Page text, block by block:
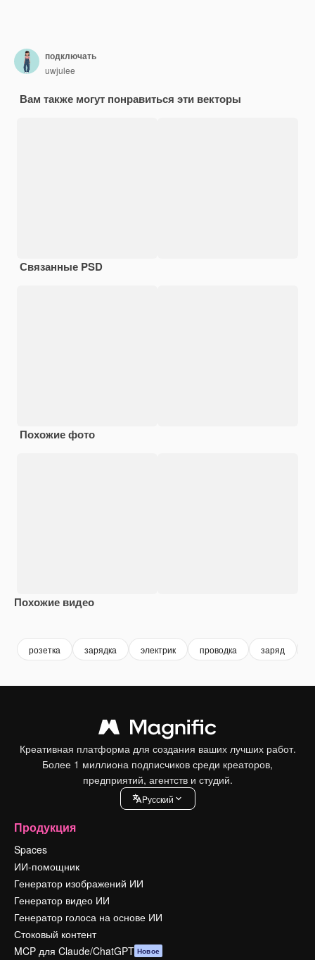
подключать
uwjulee
Вам также могут понравиться эти векторы
Связанные PSD
Похожие фото
Похожие видео
розетка зарядка электрик проводка заряд
Креативная платформа для создания ваших лучших работ.
Более 1 миллиона подписчиков среди креаторов,
предприятий, агентств и студий.
Pусский
Продукция
Spaces
ИИ-помощник
Генератор изображений ИИ
Генератор видео ИИ
Генератор голоса на основе ИИ
Стоковый контент
MCP для Claude/ChatGPT Новое